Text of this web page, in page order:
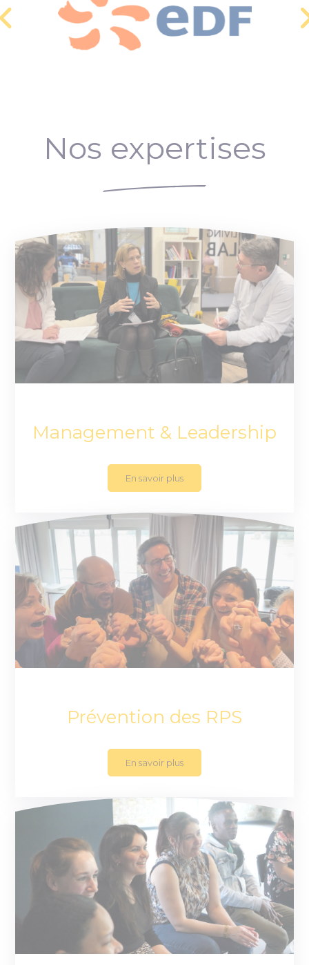
Nos expertises
Management & Leadership
En savoir plus
Prévention des RPS
En savoir plus